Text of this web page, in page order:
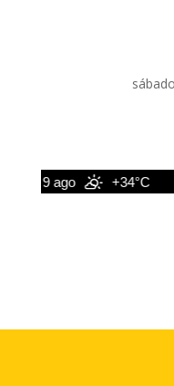
9 ago +34°C